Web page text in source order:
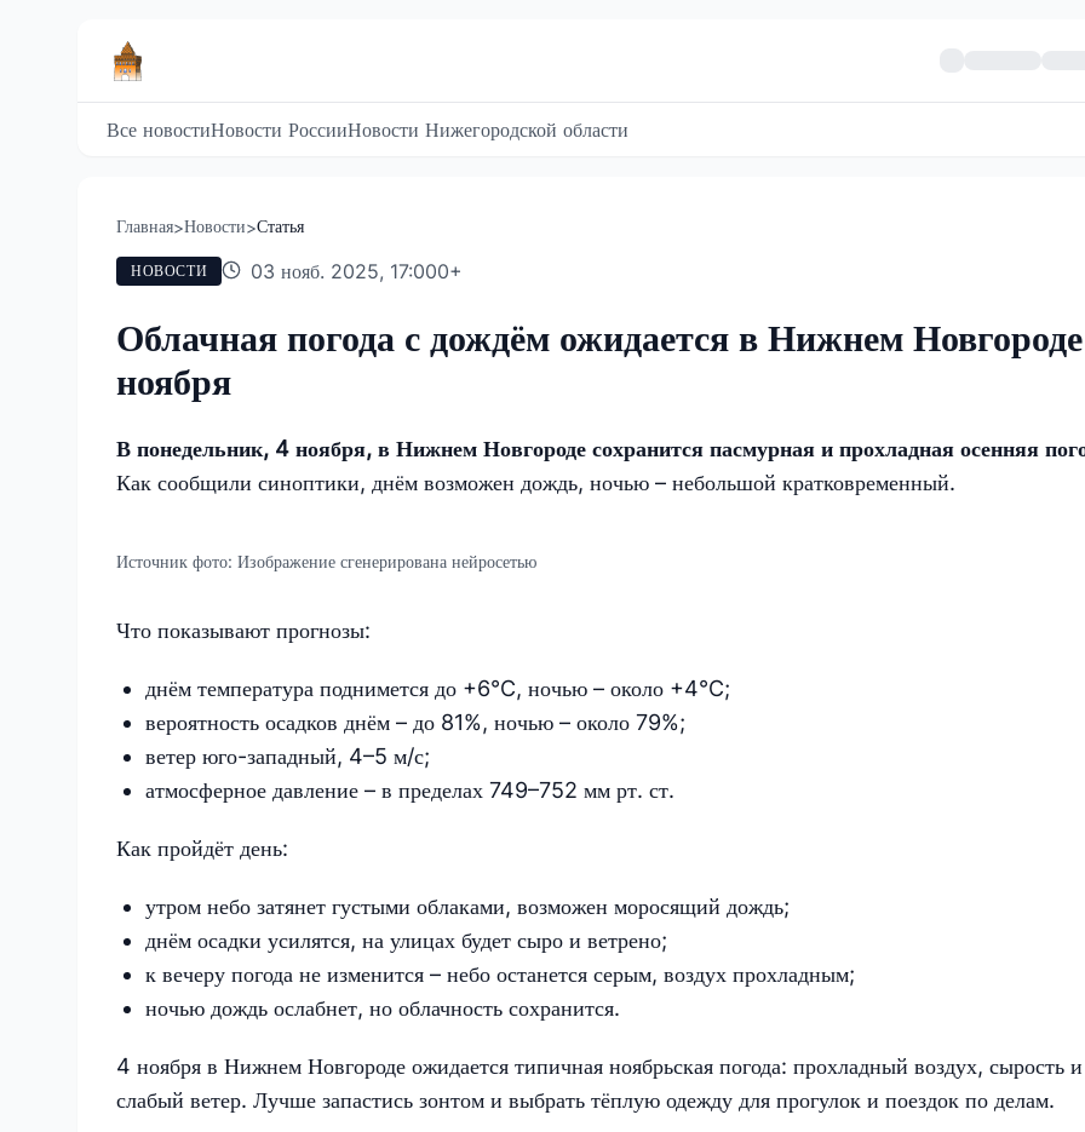
Все новостиНовости РоссииНовости Нижегородской области
Главная>Новости>Статья
НОВОСТИ 03 нояб. 2025, 17:000+
Облачная погода с дождём ожидается в Нижнем
ноября
В понедельник, 4 ноября, в Нижнем Новгороде сохранится пасмурная и прохладная осенняя
Как сообщили синоптики, днём возможен дождь, ночью – небольшой кратковременный.
Источник фото: Изображение сгенерирована нейросетью
Что показывают прогнозы:
днём температура поднимется до +6°C, ночью – около +4°C;
вероятность осадков днём – до 81%, ночью – около 79%;
ветер юго-западный, 4–5 м/с;
атмосферное давление – в пределах 749–752 мм рт. ст.
Как пройдёт день:
утром небо затянет густыми облаками, возможен моросящий дождь;
днём осадки усилятся, на улицах будет сыро и ветрено;
к вечеру погода не изменится – небо останется серым, воздух прохладным;
ночью дождь ослабнет, но облачность сохранится.
4 ноября в Нижнем Новгороде ожидается типичная ноябрьская погода: прохладный воздух, сырость и
слабый ветер. Лучше запастись зонтом и выбрать тёплую одежду для прогулок и поездок по делам.